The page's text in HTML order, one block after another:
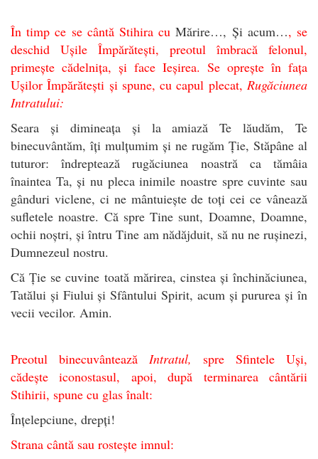
În timp ce se cântă Stihira cuMărire…, Și acum…, se
deschid Ușile Împărătești, preotul îmbracă felonul,
primește cădelnița, și face Ieșirea. Se oprește în fața
Ușilor Împărătești și spune, cu capul plecat, Rugăciunea
Intratului:
Seara și dimineața și la amiază Te lăudăm, Te
binecuvântăm, îți mulțumim și ne rugăm Ție, Stăpâne al
tuturor: îndreptează rugăciunea noastră ca tămâia
înaintea Ta, și nu pleca inimile noastre spre cuvinte sau
gânduri viclene, ci ne mântuiește de toți cei ce vânează
sufletele noastre. Că spre Tine sunt, Doamne, Doamne,
ochii noștri, și întru Tine am nădăjduit, să nu ne rușinezi,
Dumnezeul nostru.
Că Ție se cuvine toată mărirea, cinstea și închinăciunea,
Tatălui și Fiului și Sfântului Spirit, acum și pururea și în
vecii vecilor. Amin.
Preotul binecuvântează Intratul, spre Sfintele Uși,
cădește iconostasul, apoi, după terminarea cântării
Stihirii, spune cu glas înalt:
Înțelepciune, drepți!
Strana cântă sau rostește imnul: